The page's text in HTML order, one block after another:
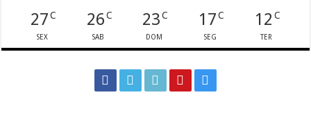
27C
SEX
26C
SAB
23 C
DOM
17C
SEG
12 C
TER